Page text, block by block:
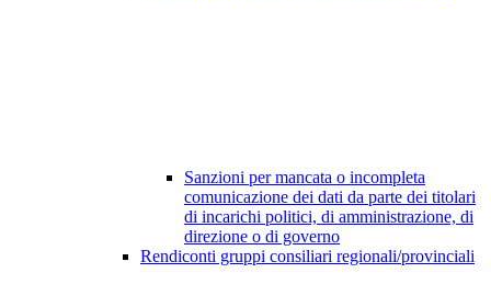
Sanzioni per mancata o incompleta
comunicazione dei dati da parte dei titolari
di incarichi politici, di amministrazione, di
direzione o di governo
Rendiconti gruppi consiliari regionali/provinciali